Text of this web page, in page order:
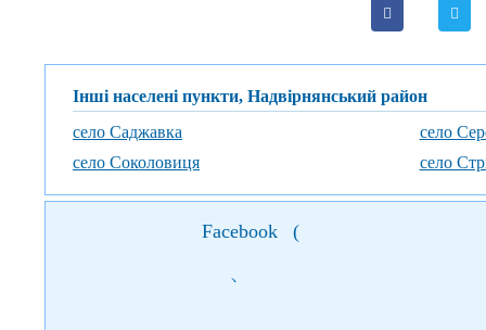
Інші населені пункти, Надвірнянський район
село Саджавка
село
село Соколовиця
село
Facebook (
)